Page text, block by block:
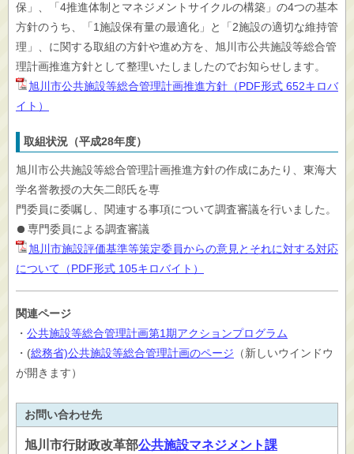
保」、「4推進体制とマネジメントサイクルの構築」の4つの基本
方針のうち、「1施設保有量の最適化」と「2施設の適切な維持管
理」、に関する取組の方針や進め方を、旭川市公共施設等総合管
理計画推進方針として整理いたしましたのでお知らせします。
旭川市公共施設等総合管理計画推進方針（PDF形式 652キロバ
イト）
取組状況（平成28年度）
旭川市公共施設等総合管理計画推進方針の作成にあたり、東海大
学名誉教授の大矢二郎氏を専
門委員に委嘱し、関連する事項について調査審議を行いました。
専門委員による調査審議
旭川市施設評価基準等策定委員からの意見とそれに対する対応
について（PDF形式 105キロバイト）
関連ページ
・ 公共施設等総合管理計画第1期アクションプログラム
・(総務省)公共施設等総合管理計画のページ （新しいウインドウ
が開きます）
お問い合わせ先
旭川市行財政改革部公共施設マネジメント課